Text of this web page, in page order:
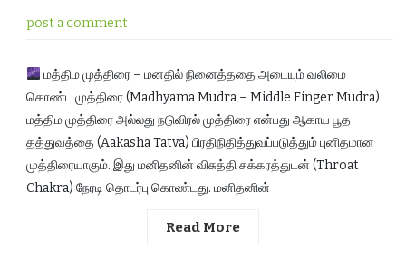
post a comment
மத்திம முத்திரை – மனதில் நினைத்ததை அடையும் வலிமை
கொண்ட முத்திரை (Madhyama Mudra – Middle Finger Mudra)
மத்திம முத்திரை அல்லது நடுவிரல் முத்திரை என்பது ஆகாய பூத
தத்துவத்தை (Aakasha Tatva) பிரதிநிதித்துவப்படுத்தும் புனிதமான
முத்திரையாகும். இது மனிதனின் விசுத்தி சக்கரத்துடன் (Throat
Chakra) நேரடி தொடர்பு கொண்டது. மனிதனின்
Read More